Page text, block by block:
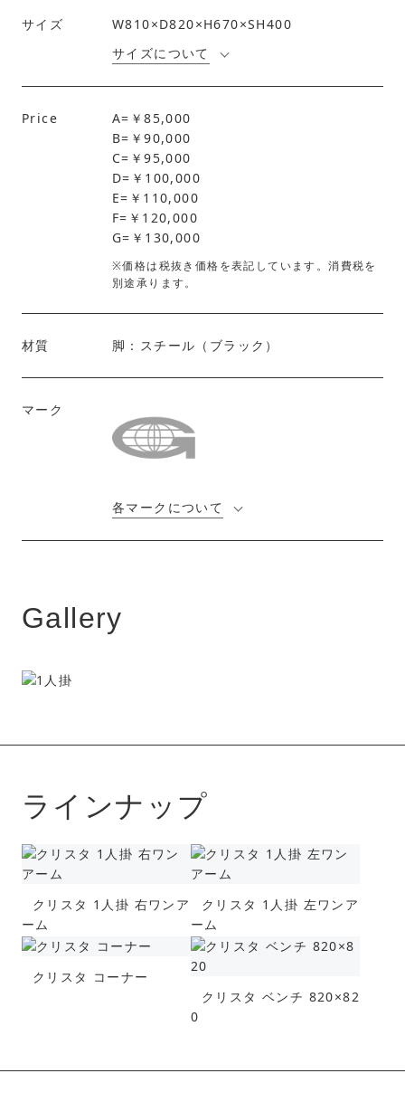
サイズ
W810×D820×H670×SH400
サイズについて
Price
A=￥85,000
B=￥90,000
C=￥95,000
D=￥100,000
E=￥110,000
F=￥120,000
G=￥130,000
※価格は税抜き価格を表記しています。消費税を
別途承ります。
材質 脚：スチール（ブラック）
マーク
各マークについて
Gallery
ラインナップ
クリスタ 1人掛 右ワンア
ーム
クリスタ 1人掛 左ワンア
ーム
クリスタ コーナー
クリスタ ベンチ 820×82
0